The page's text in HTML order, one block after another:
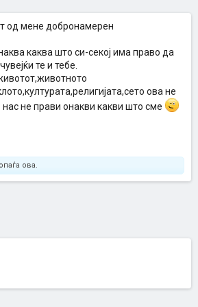
од мене добронамерен
каква што си-секој има право да
те и тебе.
ова не
нас не прави онакви какви што сме
ова.